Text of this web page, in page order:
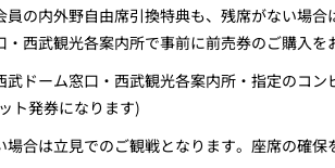
の内外野自由席引換特典も、残席がない場
西武観光各案内所で事前に前売券のご購入を
ドーム窓口・西武観光各案内所・指定のコ
ト発券になります)
合は立見でのご観戦となります。座席の確